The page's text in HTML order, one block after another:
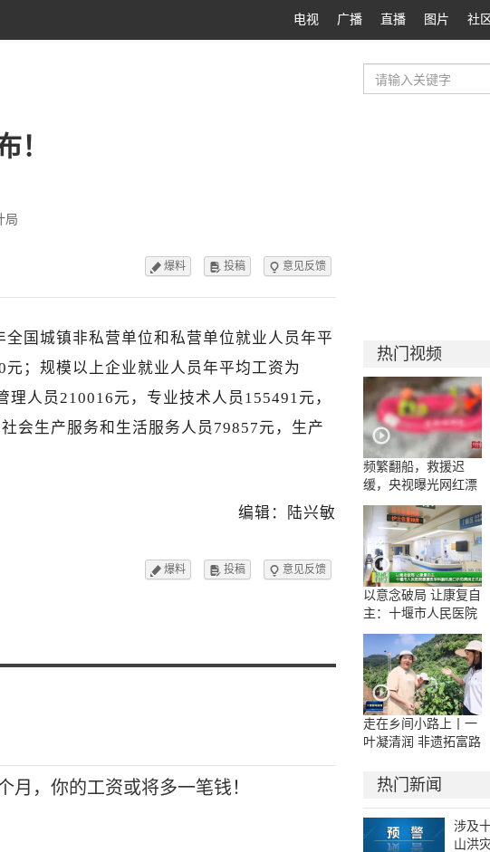
电视 广播 直播 图片 社区
！
局
爆料  投稿  意见反馈
国城镇非私营单位和私营单位就业人员年平
；规模以上企业就业人员年平均工资为
人员210016元，专业技术人员155491元，
会生产服务和生活服务人员79857元，生产
编辑：陆兴敏
爆料  投稿  意见反馈
月，你的工资或将多一笔钱！
热门视频
频繁翻船，救援迟
缓，央视曝光网红漂
流乱象
以意念破局 让康复自
主：十堰市人民医院
康复医学科脑机接口
示范病房正式启用
走在乡间小路上丨一
叶凝清润 非遗拓富路
热门新闻
涉及
山洪